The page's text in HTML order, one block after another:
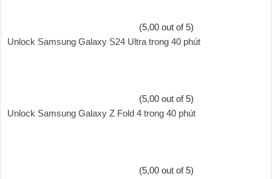
(5,00 out of 5)
Unlock Samsung Galaxy S24 Ultra trong 40 phút
(5,00 out of 5)
Unlock Samsung Galaxy Z Fold 4 trong 40 phút
(5,00 out of 5)